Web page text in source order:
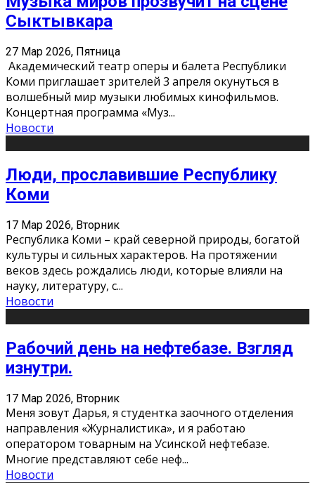
Сыктывкара
27 Мар 2026, Пятница
Академический театр оперы и балета Республики
Коми приглашает зрителей 3 апреля окунуться в
волшебный мир музыки любимых кинофильмов.
Концертная программа «Муз...
Новости
Люди, прославившие Республику
Коми
17 Мар 2026, Вторник
Республика Коми – край северной природы, богатой
культуры и сильных характеров. На протяжении
веков здесь рождались люди, которые влияли на
науку, литературу, с...
Новости
Рабочий день на нефтебазе. Взгляд
изнутри.
17 Мар 2026, Вторник
Меня зовут Дарья, я студентка заочного отделения
направления «Журналистика», и я работаю
оператором товарным на Усинской нефтебазе.
Многие представляют себе неф...
Новости